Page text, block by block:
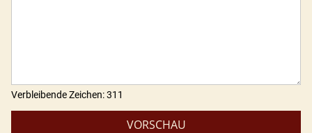
Verbleibende Zeichen:311
VORSCHAU